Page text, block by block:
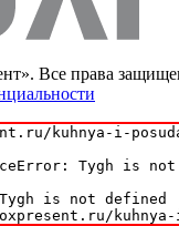
Все права
kuhnya-i-
Tygh is
is not defined